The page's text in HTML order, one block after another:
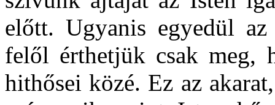
előtt. Ugyanis egyedül az
felől érthetjük csak meg,
hithősei közé. Ez az